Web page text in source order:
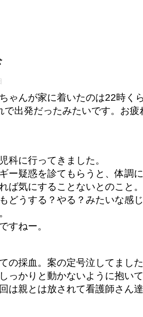
ゃんが家に着いたのは22時く
で出発だったみたいです。お
科に行ってきました。
ー疑惑を診てもらうと、体調
ば気にすることないとのこと。
どうする？やる？みたいな感
すねー。
の採血。案の定号泣してました
っかりと動かないように抱い
は親とは放されて看護師さん